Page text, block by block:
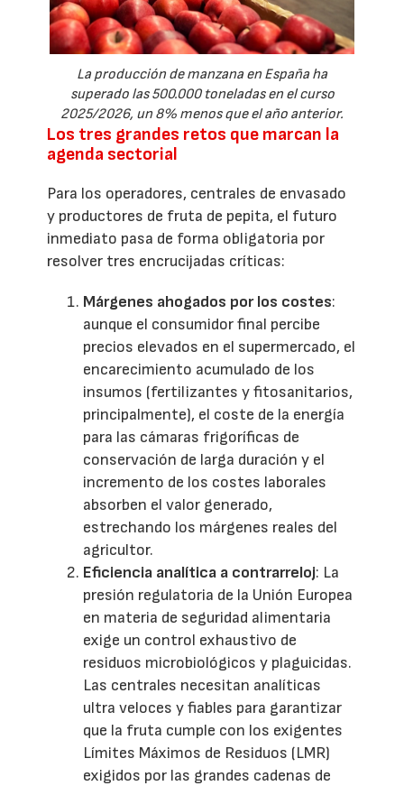
La producción de manzana en España ha
superado las 500.000 toneladas en el curso
2025/2026, un 8% menos que el año anterior.
Los tres grandes retos que marcan la
agenda sectorial
Para los operadores, centrales de envasado
y productores de fruta de pepita, el futuro
inmediato pasa de forma obligatoria por
resolver tres encrucijadas críticas:
Márgenes ahogados por los costes:
aunque el consumidor final percibe
precios elevados en el supermercado, el
encarecimiento acumulado de los
insumos (fertilizantes y fitosanitarios,
principalmente), el coste de la energía
para las cámaras frigoríficas de
conservación de larga duración y el
incremento de los costes laborales
absorben el valor generado,
estrechando los márgenes reales del
agricultor.
Eficiencia analítica a contrarreloj: La
presión regulatoria de la Unión Europea
en materia de seguridad alimentaria
exige un control exhaustivo de
residuos microbiológicos y plaguicidas.
Las centrales necesitan analíticas
ultra veloces y fiables para garantizar
que la fruta cumple con los exigentes
Límites Máximos de Residuos (LMR)
exigidos por las grandes cadenas de